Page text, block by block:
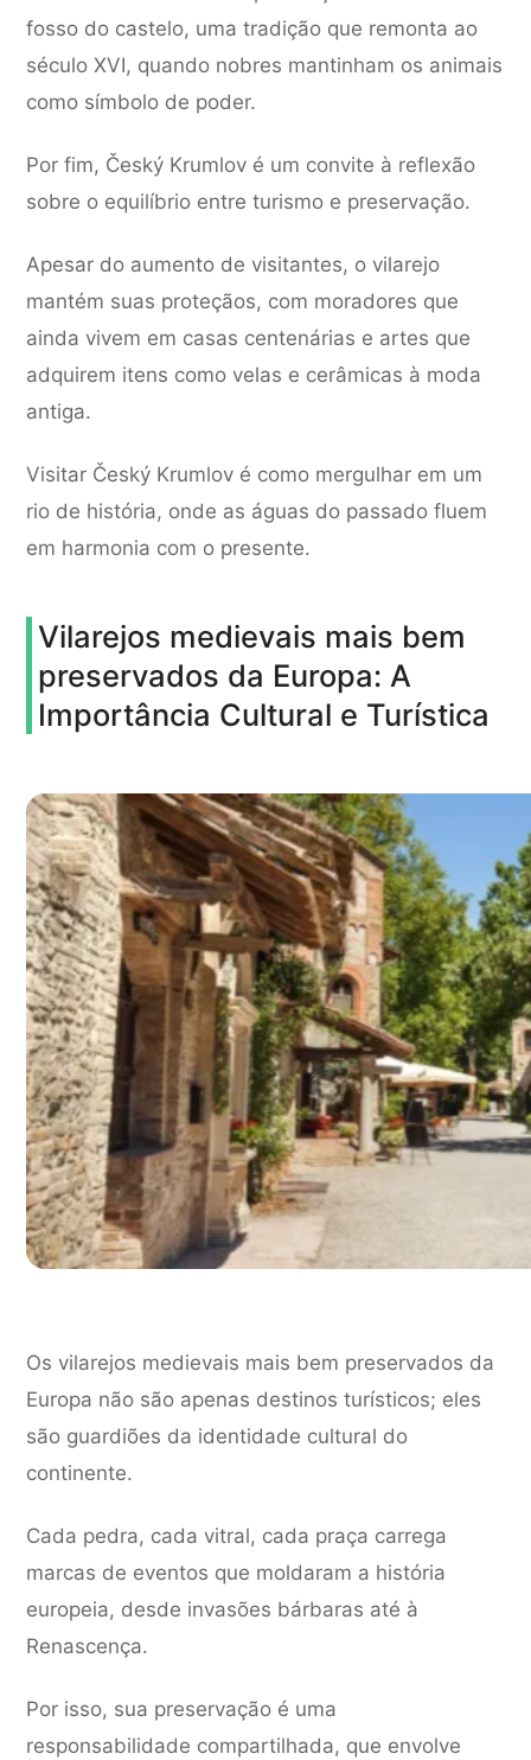
fosso do castelo, uma tradição que remonta ao
século XVI, quando nobres mantinham os animais
como símbolo de poder.
Por fim, Český Krumlov é um convite à reflexão
sobre o equilíbrio entre turismo e preservação.
Apesar do aumento de visitantes, o vilarejo
mantém suas proteçãos, com moradores que
ainda vivem em casas centenárias e artes que
adquirem itens como velas e cerâmicas à moda
antiga.
Visitar Český Krumlov é como mergulhar em um
rio de história, onde as águas do passado fluem
em harmonia com o presente.
Vilarejos medievais mais bem
preservados da Europa: A
Importância Cultural e Turística
Os vilarejos medievais mais bem preservados da
Europa não são apenas destinos turísticos; eles
são guardiões da identidade cultural do
continente.
Cada pedra, cada vitral, cada praça carrega
marcas de eventos que moldaram a história
europeia, desde invasões bárbaras até à
Renascença.
Por isso, sua preservação é uma
responsabilidade compartilhada, que envolve